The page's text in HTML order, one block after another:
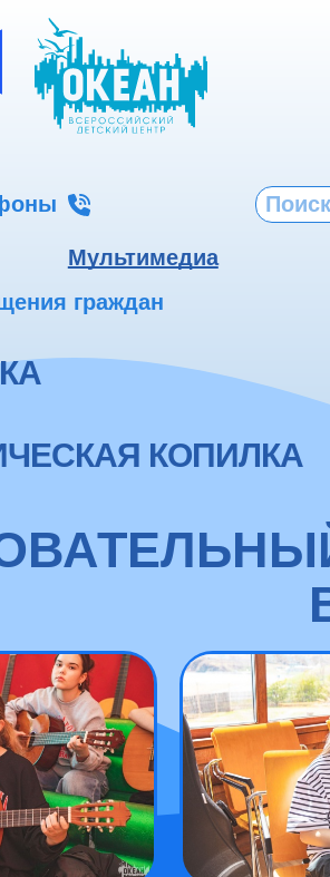
Мультимедиа
граждан
КОПИЛКА